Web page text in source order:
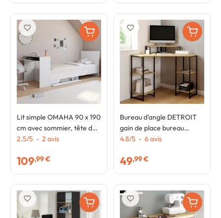
Lit simple OMAHA 90 x 190
cm avec sommier, tête de
lit, bureau et rangements
2.5/5 - 2 avis
109,99 €
favorite_border
Bureau d'angle DETROIT
gain de place bureau
informatique avec
4.8/5 - 6avis
49,99 €
favorite_border
favorite_border favorite_border